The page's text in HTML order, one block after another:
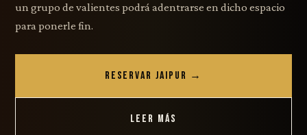
un grupo de valientes podrá adentrarse en dicho espacio
para ponerle fin.
RESERVAR JAIPUR →
LEER MÁS